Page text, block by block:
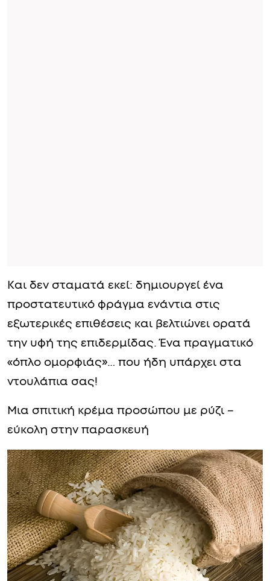
Και δεν σταματά εκεί: δημιουργεί ένα
προστατευτικό φράγμα ενάντια στις
εξωτερικές επιθέσεις και βελτιώνει ορατά
την υφή της επιδερμίδας. Ένα πραγματικό
«όπλο ομορφιάς»… που ήδη υπάρχει στα
ντουλάπια σας!
Μια σπιτική κρέμα προσώπου με ρύζι –
εύκολη στην παρασκευή